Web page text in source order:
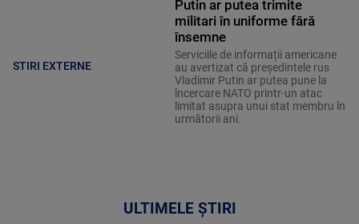
STIRI EXTERNE
Putin ar putea trimite
militari în uniforme fără
însemne
Serviciile de informații americane
au avertizat că președintele rus
Vladimir Putin ar putea pune la
încercare NATO printr-un atac
limitat asupra unui stat membru în
următorii ani.
ULTIMELE ȘTIRI